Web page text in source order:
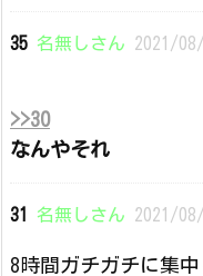
35 名無しさん 2021/
>>30
なんやそれ
31 名無しさん 2021/
8時間ガチガチに集